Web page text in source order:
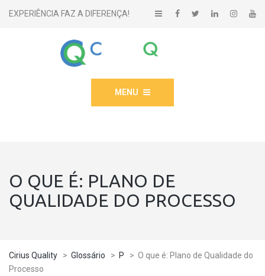
EXPERIÊNCIA FAZ A DIFERENÇA!
MENU
O QUE É: PLANO DE
QUALIDADE DO PROCESSO
Cirius Quality > Glossário > P > O que é: Plano de Qualidade do
Processo